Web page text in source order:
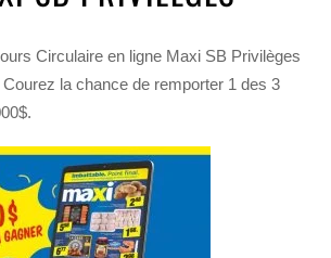
Circulaire en ligne Maxi SB Privilèges
la chance de remporter 1 des 3